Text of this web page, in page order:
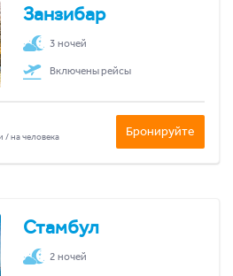
Занзибар
3 ночей
Включены рейсы
/ на человека Бронируйте
Стамбул
2 ночей